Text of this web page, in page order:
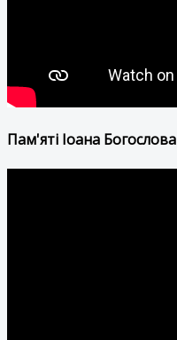
Пам'яті Іоана Богослова